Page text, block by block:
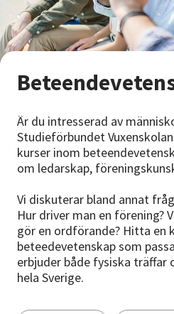
Starta studiecirkel
Cirkelledare
Nyheter
Avdelningar
Är du intresserad av
Studieförbundet
kurser inom
om ledarskap,
Vi diskuterar bland annat
Hur driver man en förening?
gör en ordförande? Hitta en
beteedevetenskap som
erbjuder både fysiska träffar
hela Sverige.